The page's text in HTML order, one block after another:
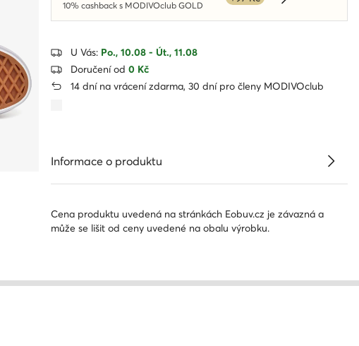
10% cashback s MODIVOclub GOLD Dowiedz się
U Vás: Po., 10.08 - Út., 11.08
Doručení od 0 Kč
14 dní na vrácení zdarma, 30 dní pro členy MODIVOclub
Informace o produktu
Cena produktu uvedená na stránkách Eobuv.cz je závazná a
může se lišit od ceny uvedené na obalu výrobku.